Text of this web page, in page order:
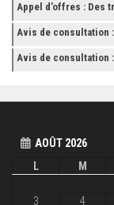
Appel d’offres : Des
des grès
Avis de consultation
Accessoires
Avis de consultation
AOÛT 2026
L
M
3
4